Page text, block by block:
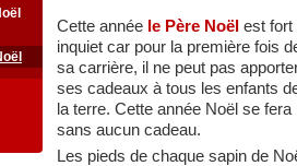
Cette année le Père Noël est fort
inquiet car pour la première fois
sa carrière, il ne peut pas
ses cadeaux à tous les enfants
la terre. Cette année Noël se fera
sans aucun cadeau.
Les pieds de chaque sapin de